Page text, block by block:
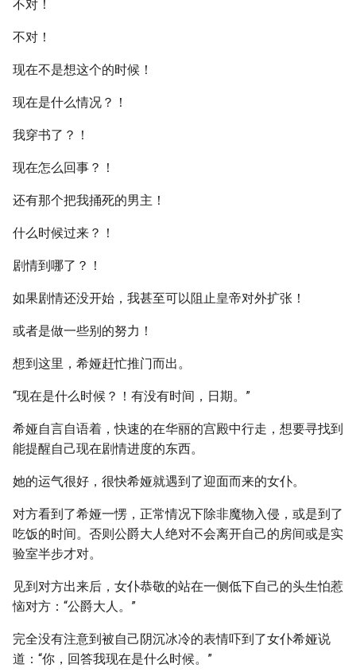
不对！
不对！
现在不是想这个的时候！
现在是什么情况？！
我穿书了？！
现在怎么回事？！
还有那个把我捅死的男主！
什么时候过来？！
剧情到哪了？！
如果剧情还没开始，我甚至可以阻止皇帝对外扩张！
或者是做一些别的努力！
想到这里，希娅赶忙推门而出。
“现在是什么时候？！有没有时间，日期。”
希娅自言自语着，快速的在华丽的宫殿中行走，想要寻找到
能提醒自己现在剧情进度的东西。
她的运气很好，很快希娅就遇到了迎面而来的女仆。
对方看到了希娅一愣，正常情况下除非魔物入侵，或是到了
吃饭的时间。否则公爵大人绝对不会离开自己的房间或是实
验室半步才对。
见到对方出来后，女仆恭敬的站在一侧低下自己的头生怕惹
恼对方：“公爵大人。”
完全没有注意到被自己阴沉冰冷的表情吓到了女仆希娅说
道：“你，回答我现在是什么时候。”